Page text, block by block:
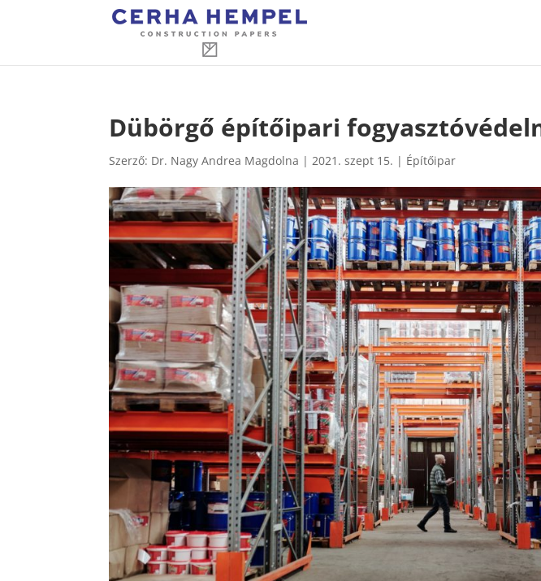
Dübörgő építőipari
Szerző: Dr. Nagy Andrea Magdolna |2021. szept 15. | Építőipar